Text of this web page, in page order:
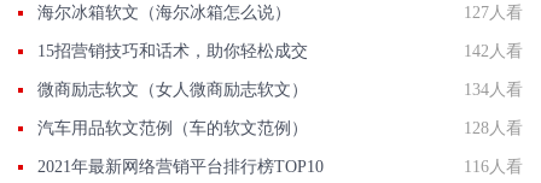
海尔冰箱软文（海尔冰箱怎么说） 127人看
15招营销技巧和话术，助你轻松成交 142人看
微商励志软文（女人微商励志软文） 134人看
汽车用品软文范例（车的软文范例） 128人看
2021年最新网络营销平台排行榜TOP10 116人看